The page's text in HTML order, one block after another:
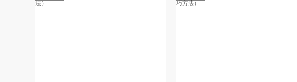
些的，这也是我为什么喜欢冬钓的一个原